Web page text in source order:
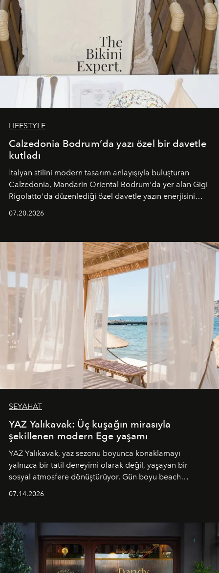
LIFESTYLE
Calzedonia Bodrum’da yazı özel bir davetle
kutladı
İtalyan stilini modern tasarım anlayışıyla buluşturan
Calzedonia, Mandarin Oriental Bodrum'da yer alan Gigi
Rigolatto'da düzenlediği özel davetle yazın enerjisini
07.20.2026
SEYAHAT
YAZ Yalıkavak: Üç kuşağın mirasıyla
şekillenen modern Ege yaşamı
YAZ Yalıkavak, yaz sezonu boyunca konaklamayı
yalnızca bir tatil deneyimi olarak değil, yaşayan bir
sosyal atmosfere dönüştürüyor. Gün boyu beach
tematik gastronomi geceleri misafirlerle buluşuyor.
Paylaşıma, lezzete ve müziğe odaklanan bu özel
akşamlar, YAZ’ın sade lüks anlayışını gün batımından
geceye taşıyarak her hafta farklı bir deneyim sunuyor.
07.14.2026